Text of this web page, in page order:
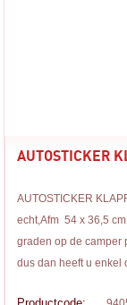
AUTOSTICKER
AUTOSTICKER
echt,Afm 54 x 36,5
graden op de camper
dus dan heeft u enkel